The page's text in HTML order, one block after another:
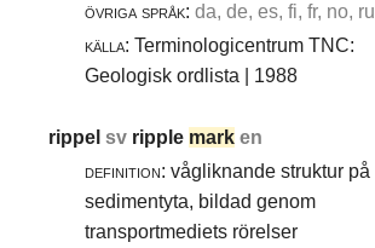
övriga språk: da, de, es, fi, fr, no, ru
källa: Terminologicentrum TNC:
Geologisk ordlista | 1988
rippelsv ripple mark en
definition: vågliknande struktur på
sedimentyta, bildad genom
transportmediets rörelser